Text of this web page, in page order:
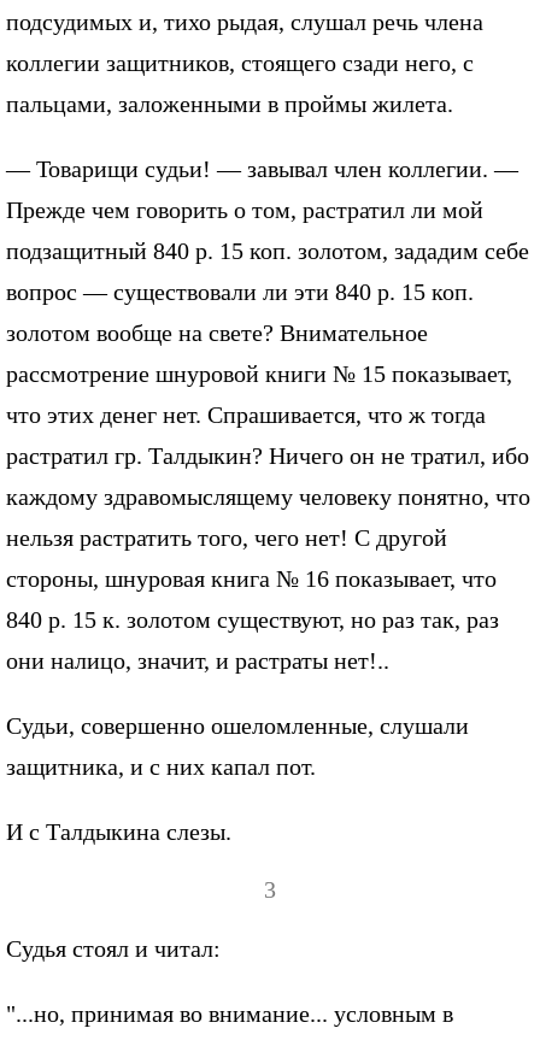
подсудимых и, тихо рыдая, слушал речь члена
коллегии защитников, стоящего сзади него, с
пальцами, заложенными в проймы жилета.
— Товарищи судьи! — завывал член коллегии. —
Прежде чем говорить о том, растратил ли мой
подзащитный 840 р. 15 коп. золотом, зададим себе
вопрос — существовали ли эти 840 р. 15 коп.
золотом вообще на свете? Внимательное
рассмотрение шнуровой книги № 15 показывает,
что этих денег нет. Спрашивается, что ж тогда
растратил гр. Талдыкин? Ничего он не тратил, ибо
каждому здравомыслящему человеку понятно, что
нельзя растратить того, чего нет! С другой
стороны, шнуровая книга № 16 показывает, что
840 р. 15 к. золотом существуют, но раз так, раз
они налицо, значит, и растраты нет!..
Судьи, совершенно ошеломленные, слушали
защитника, и с них капал пот.
И с Талдыкина слезы.
3
Судья стоял и читал:
"...но, принимая во внимание... условным в